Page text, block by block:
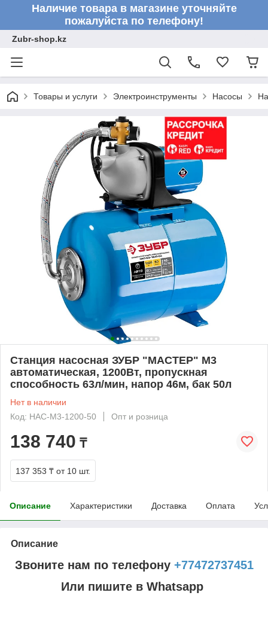
Наличие товара в магазине уточняйте
пожалуйста по телефону!
Zubr-shop.kz
Товары и услуги Электроинструменты Насосы
Станция насосная ЗУБР "МАСТЕР" М3
автоматическая, 1200Вт, пропускная
способность 63л/мин, напор 46м, бак 50л
Нет в наличии
Код: НАС-М3-1200-50
Опт и розница
138 740 ₸
137 353 ₸ от 10 шт.
Описание Характеристики Доставка Оплата
Описание
Звоните нам по телефону +77472737451
Или пишите в Whatsapp